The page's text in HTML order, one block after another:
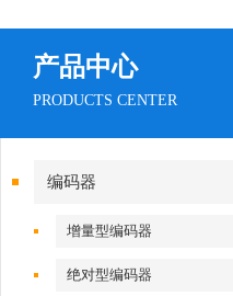
产品中心
PRODUCTS CENTER
编码器
增量型编码器
绝对型编码器